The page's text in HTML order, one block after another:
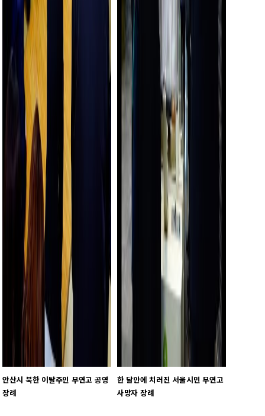
안산시 북한 이탈주민 무연고 공영
장례
한 달만에 치러진 서울시민 무연고
사망자 장례